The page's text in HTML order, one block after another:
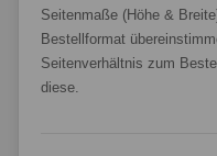
Seitenmaße (Höhe &
Bestellformat
Seitenverhältnis zum
diese.